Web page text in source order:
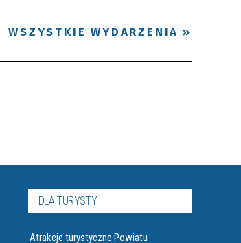
Miejsce
Organizator
WSZYSTKIE WYDARZENIA
DLA TURYSTY
Atrakcje turystyczne Powiatu